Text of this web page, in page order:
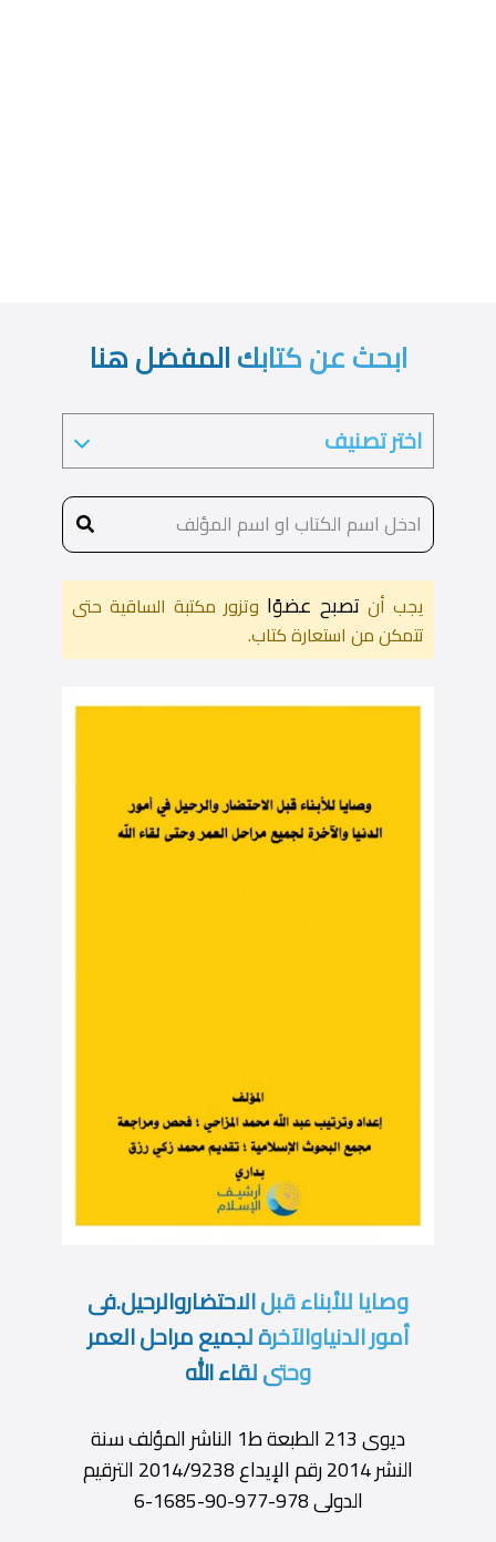
ابحث عن كتابك المفضل هنا
يجب أن تصبح عضوًا وتزور مكتبة الساقية حتى
تتمكن من استعارة كتاب.
وصايا للأبناء قبل الاحتضاروالرحيل.فى
أمور الدنياوالآخرة لجميع مراحل العمر
وحتى لقاء الله
ديوى 213 الطبعة ط1 الناشر المؤلف سنة
النشر 2014 رقم الإيداع 2014/9238 الترقيم
الدولى 978-977-90-1685-6